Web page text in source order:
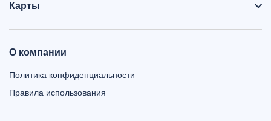
Карты
О компании
Политика конфиденциальности
Правила использования